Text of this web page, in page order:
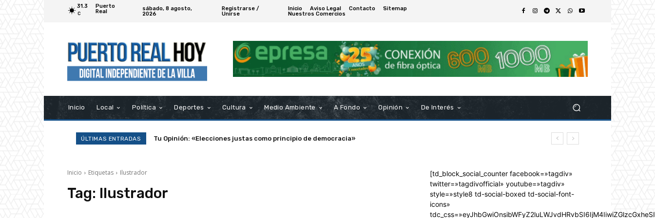
31.3
C
Puerto
Real
sábado, 8 agosto,
2026
Registrarse /
Unirse
Inicio Aviso Legal Contacto
Sitemap
Nuestros Comercios
Inicio Local Política Deportes Cultura Medio Ambiente A Fondo Opinión De Interés
ÚLTIMAS ENTRADAS Tu Opinión: «Elecciones justas como principio de democracia»
Inicio Etiquetas Ilustrador
Tag: Ilustrador
[td_block_social_counter facebook=»tagdiv»
twitter=»tagdivofficial» youtube=»tagdiv»
style=»style8 td-social-boxed td-social-font-
icons»